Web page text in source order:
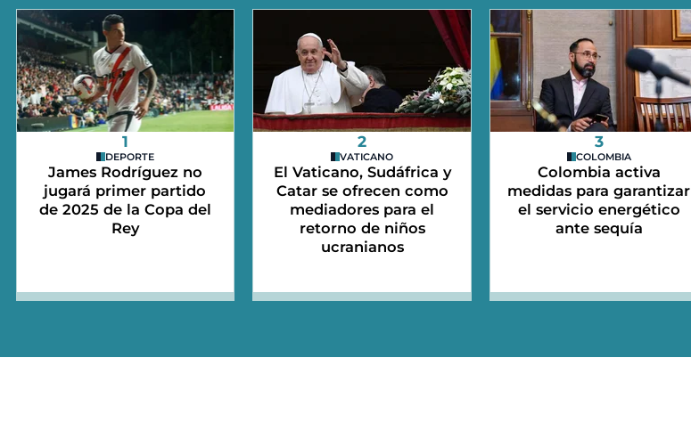
1
DEPORTE
James Rodríguez no
jugará primer partido
de 2025 de la Copa del
Rey
2
VATICANO
El Vaticano, Sudáfrica y
Catar se ofrecen como
mediadores para el
retorno de niños
ucranianos
3
COLOMBIA
Colombia activa
medidas para garantizar
el servicio energético
ante sequía